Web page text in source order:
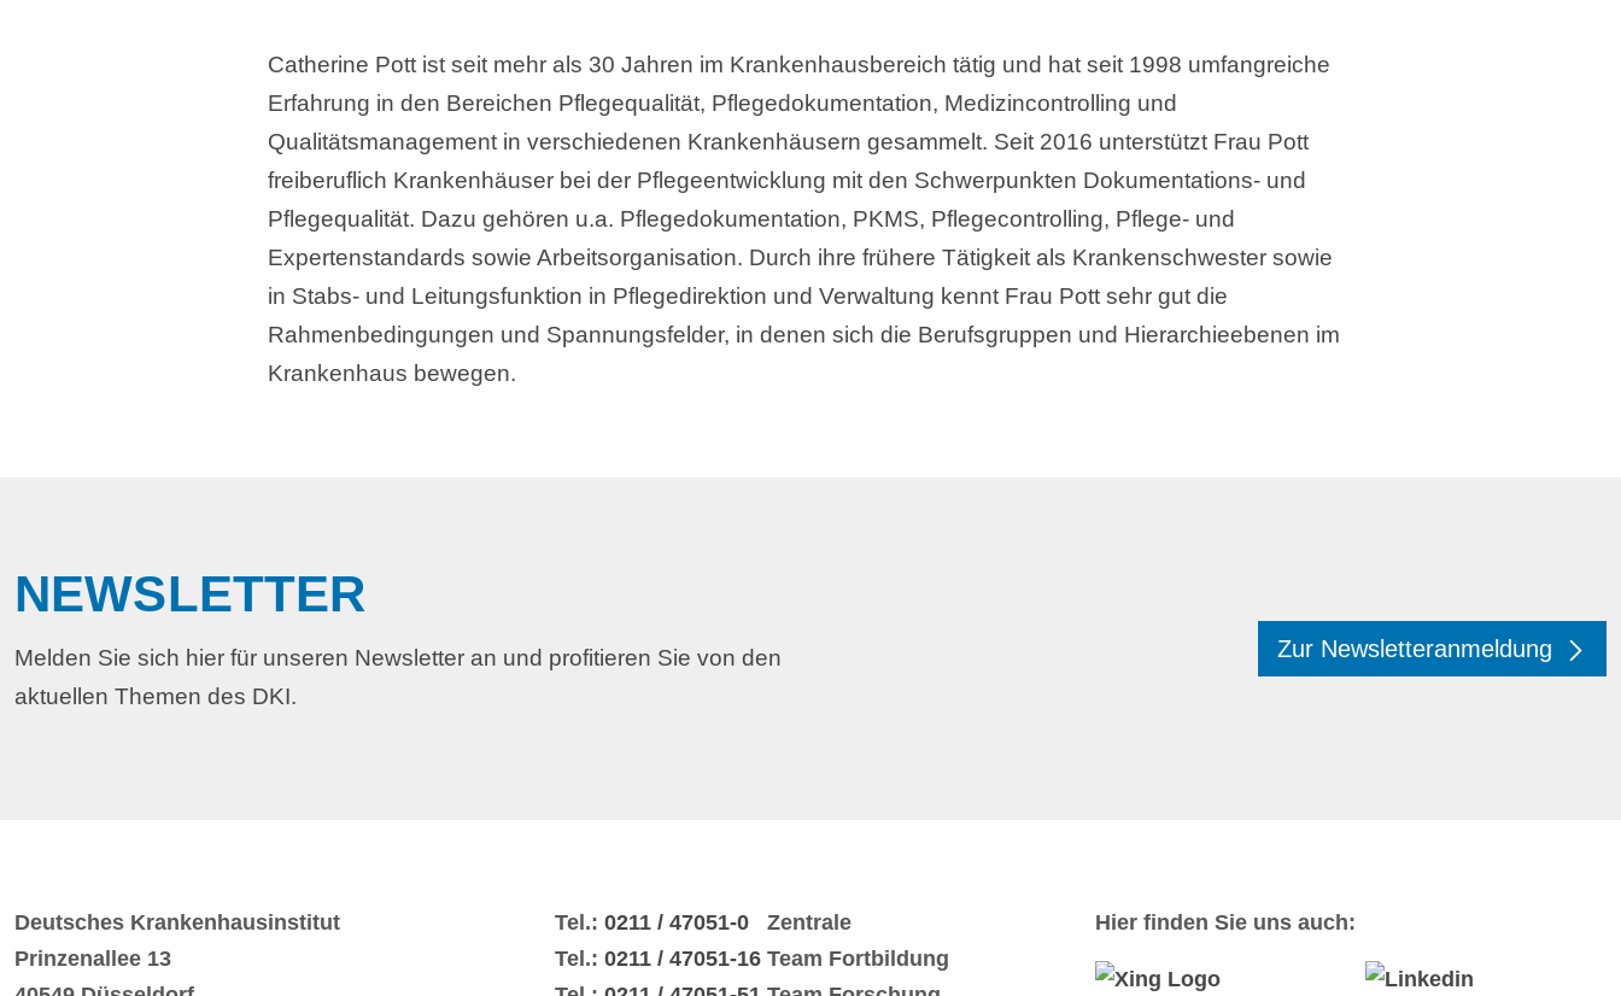
Catherine Pott ist seit mehr als 30 Jahren im Krankenhausbereich tätig und hat seit 1998 umfangreiche
Erfahrung in den Bereichen Pflegequalität, Pflegedokumentation, Medizincontrolling und
Qualitätsmanagement in verschiedenen Krankenhäusern gesammelt. Seit 2016 unterstützt Frau Pott
freiberuflich Krankenhäuser bei der Pflegeentwicklung mit den Schwerpunkten Dokumentations- und
Pflegequalität. Dazu gehören u.a. Pflegedokumentation, PKMS, Pflegecontrolling, Pflege- und
Expertenstandards sowie Arbeitsorganisation. Durch ihre frühere Tätigkeit als Krankenschwester sowie
in Stabs- und Leitungsfunktion in Pflegedirektion und Verwaltung kennt Frau Pott sehr gut die
Rahmenbedingungen und Spannungsfelder, in denen sich die Berufsgruppen und Hierarchieebenen im
Krankenhaus bewegen.
NEWSLETTER
Melden Sie sich hier für unseren Newsletter an und profitieren Sie von den
aktuellen Themen des DKI.
Zur Newsletteranmeldung
Deutsches Krankenhausinstitut
Prinzenallee 13
Tel.: 0211 / 47051-0 Zentrale
Tel.: 0211 / 47051-16 Team Fortbildung
Hier finden Sie uns auch: